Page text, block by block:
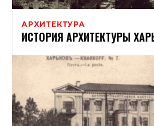
АРХИТЕКТУРА
ИСТОРИЯ АРХИТЕКТУРЫ